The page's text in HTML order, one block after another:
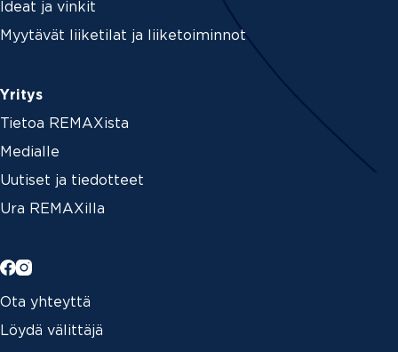
Ideat ja vinkit
Myytävät liiketilat ja liiketoiminnot
Yritys
Tietoa REMAXista
Medialle
Uutiset ja tiedotteet
Ura REMAXilla
Ota yhteyttä
Löydä välittäjä